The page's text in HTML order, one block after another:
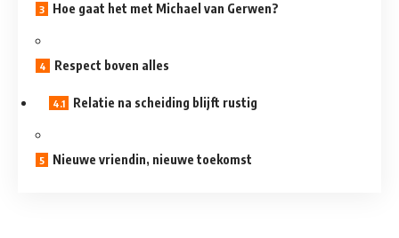
Hoe gaat het met Michael van Gerwen?
Respect boven alles
Relatie na scheiding blijft rustig
Nieuwe vriendin, nieuwe toekomst